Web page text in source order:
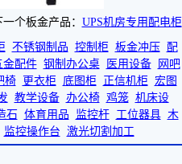
一个板金产品： UPS机房专用配电柜
不锈钢制品 控制柜 板金冲压
配
金配件 钢制办公桌 医用设备
网吧
椅 更衣柜 底图柜 正信机柜 宏图
教学设备 办公椅 鸡笼 机床设
石 体育用品 监控杆 工位器具 木
监控操作台 激光切割加工